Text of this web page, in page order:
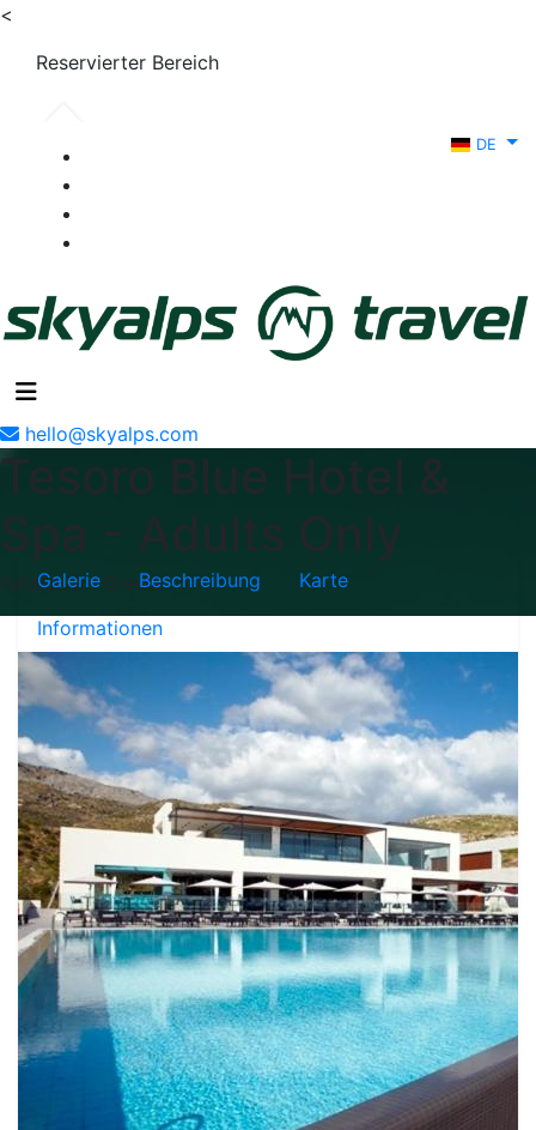
<
Reservierter Bereich
DE
hello@skyalps.com
Tesoro Blue Hotel &
Spa - Adults Only
Kefalonia - Grecia
Galerie Beschreibung
Karte
Informationen